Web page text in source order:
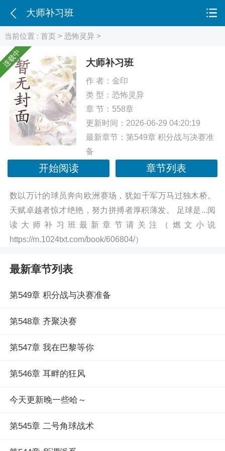
当前位置 :首页 >恐怖灵异 >
连载中 大师补习班
作 者： 金印
类 型： 恐怖灵异
章 节：558章
更新时间：2026-06-29 04:20:19
最新章节： 第549章 积分战与决赛准
备
开始阅读 章节列表
数以万计的球员奔向欧洲赛场，犹如千军万马过独木桥。
天赋卓越者惊才绝艳，努力拼搏者厚积薄发。 足球是...阅
读大师补习班最新章节请关注（燃文小说
https://m.1024txt.com/book/606804/）
最新章节列表
第549章 积分战与决赛准备
第548章 齐聚决赛
第547章 我在巴黎等你
第546章 耳畔的狂风
今天更新晚一些哈～
第545章 二号角球战术
大师补习班